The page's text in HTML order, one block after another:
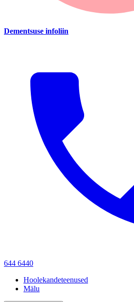
Dementsuse infoliin
644 6440
Hoolekandeteenused
Mälu